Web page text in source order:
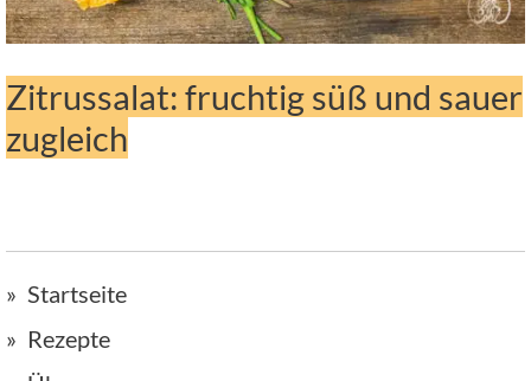
Zitrussalat: fruchtig süß und sauer
zugleich
Startseite
Rezepte